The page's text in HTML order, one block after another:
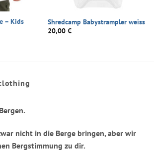
– Kids
Shredcamp Babystrampler weiss
20,00 €
nicht in die Berge bringen, aber wir
Bergstimmung zu dir.